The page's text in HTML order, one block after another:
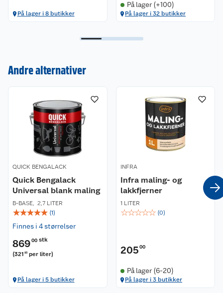
På lager i 8 butikker
På lager (+100)
På lager i 32 butikker
Andre alternativer
QUICK BENGALACK
Quick Bengalack
Universal blank maling
B-BASE, 2,7 LITER
☆☆☆☆☆ (1)
Finnes i 4 størrelser
86900 stk
(321 85 per liter)
På lager i 5 butikker
INFRA
Infra maling- og
lakkfjerner
1 LITER
☆☆☆☆☆ (0)
205 00
På lager (6-20)
På lager i 3 butikker
Nyheter
Våre butikker
Våre merkevarer
Coop kjeder
Ledige stillinger
Bærekraft
Kundeservice
Angre- og returrett
Reklamasjon og garanti
Ofte stilte spørsmål
Betalingsalternativer
Leveringsalternativer
Pakkesporing
Kjøpsvilkår
Åpent kjøp
Coop medlem
Klikk og hent
Festdrakter til hele familien
Hagemøbler og utemøbler